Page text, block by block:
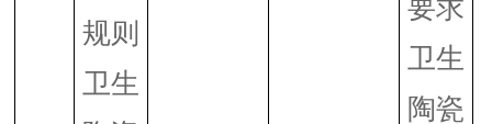
规则
卫生
要求
卫生
陶瓷